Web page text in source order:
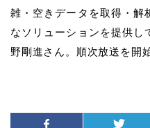
雑・空きデータを取得・解
なソリューションを提供し
野剛進さん。順次放送を開